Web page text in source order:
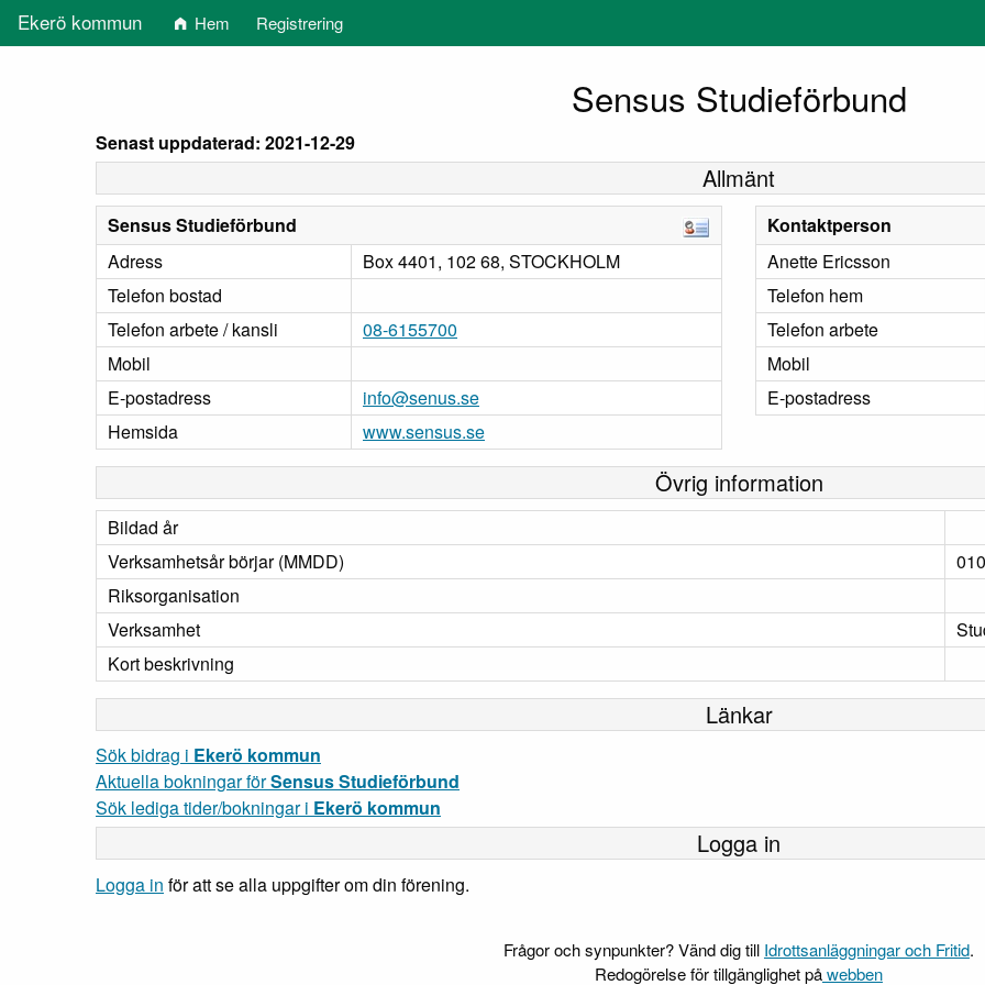
Ekerö kommun Hem Registrering
Sensus Studieförbund
Senast uppdaterad: 2021-12-29
Allmänt
Sensus Studieförbund
Adress
Box 4401, 102 68, STOCKHOLM
Telefon bostad
Telefon arbete / kansli
08-6155700
Mobil
E-postadress
info@senus.se
Hemsida
www.sensus.se
Kontaktperson
Anette Ericsson
Telefon hem
Telefon arbete
Mobil
E-postadress
Övrig information
Bildad år
Verksamhetsår börjar (MMDD)
Riksorganisation
Verksamhet
Kort beskrivning
Länkar
Sök bidrag i Ekerö kommun
Aktuella bokningar förSensus Studieförbund
Sök lediga tider/bokningar i Ekerö kommun
Logga in
Logga in för att se alla uppgifter om din förening.
Frågor och synpunkter? Vänd dig till Idrottsanläggningar och Fritid.
Redogörelse för tillgänglighet påwebben